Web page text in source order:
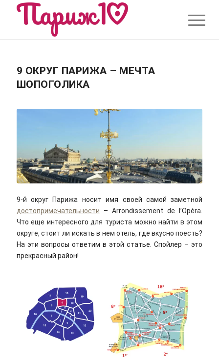
9 ОКРУГ ПАРИЖА – МЕЧТА
ШОПОГОЛИКА
9-й округ Парижа носит имя своей самой заметной
достопримечательности – Arrondissement de l’Opéra.
Что еще интересного для туриста можно найти в этом
округе, стоит ли искать в нем отель, где вкусно поесть?
На эти вопросы ответим в этой статье. Спойлер – это
прекрасный район!